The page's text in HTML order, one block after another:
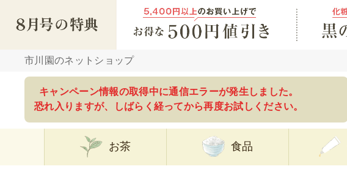
市川園のネットショップ
キャンペーン情報の取得中に通信エラーが発生しました。
恐れ入りますが、しばらく経ってから再度お試しください。
お茶 食品